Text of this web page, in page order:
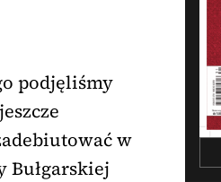
podjęliśmy
w
Bułgarskiej